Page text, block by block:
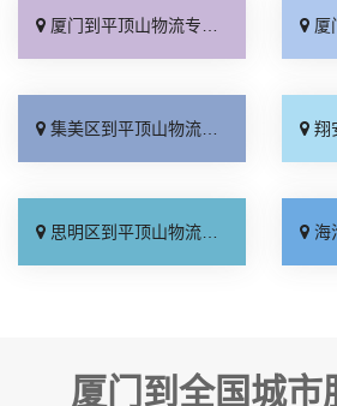
厦门到平顶山物流专线_市县闪送「费用多少」 厦门到
集美区到平顶山物流专线_市县闪送「上门取件」 翔安
思明区到平顶山物流专线_诚信为先「资质齐全」 海沧
厦门到全国城市